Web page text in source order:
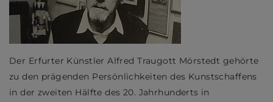
Der Erfurter Künstler Alfred Traugott Mörstedt gehörte
zu den prägenden Persönlichkeiten des Kunstschaffens
in der zweiten Hälfte des 20. Jahrhunderts in